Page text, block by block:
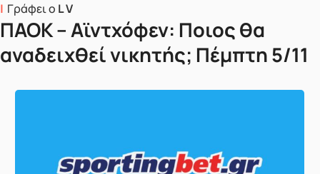
Γράφει ο L V
ΠΑΟΚ – Αϊντχόφεν: Ποιος θα
αναδειχθεί νικητής; Πέμπτη 5/11